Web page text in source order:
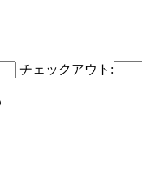
チェックアウト: